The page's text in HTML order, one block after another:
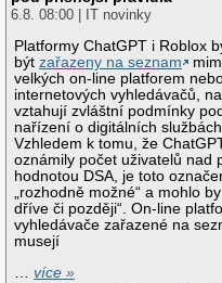
6.8. 08:00 | IT novinky
Platformy ChatGPT i Roblox
býtzařazeny na seznam
velkých on-line platforem
internetových vyhledávačů,
vztahují zvláštní podmínky
nařízení o digitálních
Vzhledem k tomu, že
oznámily počet uživatelů nad
hodnotou DSA, je toto
„rozhodně možné“ a mohlo
dříve či později“. On-line
vyhledávače zařazené na
musejí
…více »